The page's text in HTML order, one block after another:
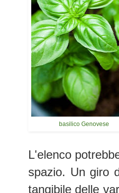
basilico Genovese
L'elenco
spazio. Un giro
tangibile delle